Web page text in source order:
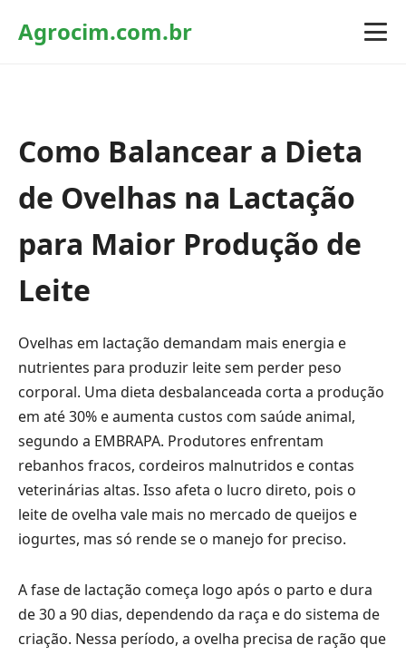
Agrocim.com.br
Como Balancear a Dieta
de Ovelhas na Lactação
para Maior Produção de
Leite
Ovelhas em lactação demandam mais energia e
nutrientes para produzir leite sem perder peso
corporal. Uma dieta desbalanceada corta a produção
em até 30% e aumenta custos com saúde animal,
segundo a EMBRAPA. Produtores enfrentam
rebanhos fracos, cordeiros malnutridos e contas
veterinárias altas. Isso afeta o lucro direto, pois o
leite de ovelha vale mais no mercado de queijos e
iogurtes, mas só rende se o manejo for preciso.
A fase de lactação começa logo após o parto e dura
de 30 a 90 dias, dependendo da raça e do sistema de
criação. Nessa período, a ovelha precisa de ração que